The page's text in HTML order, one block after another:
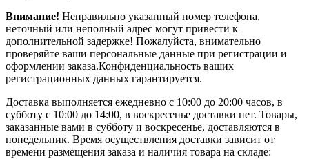
Внимание! Неправильно указанный номер телефона,
неточный или неполный адрес могут привести к
дополнительной задержке! Пожалуйста, внимательно
проверяйте ваши персональные данные при регистрации и
оформлении заказа.Конфиденциальность ваших
регистрационных данных гарантируется.
Доставка выполняется ежедневно с 10:00 до 20:00 часов, в
субботу с 10:00 до 14:00, в воскресенье доставки нет. Товары,
заказанные вами в субботу и воскресенье, доставляются в
понедельник. Время осуществления доставки зависит от
времени размещения заказа и наличия товара на складе: